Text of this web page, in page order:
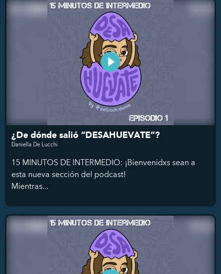
¿De dónde salió “DESAHUEVATE”?
Daniella De Lucchi
15 MINUTOS DE INTERMEDIO: ¡Bienvenidxs sean a
esta nueva sección del podcast!
Mientras...